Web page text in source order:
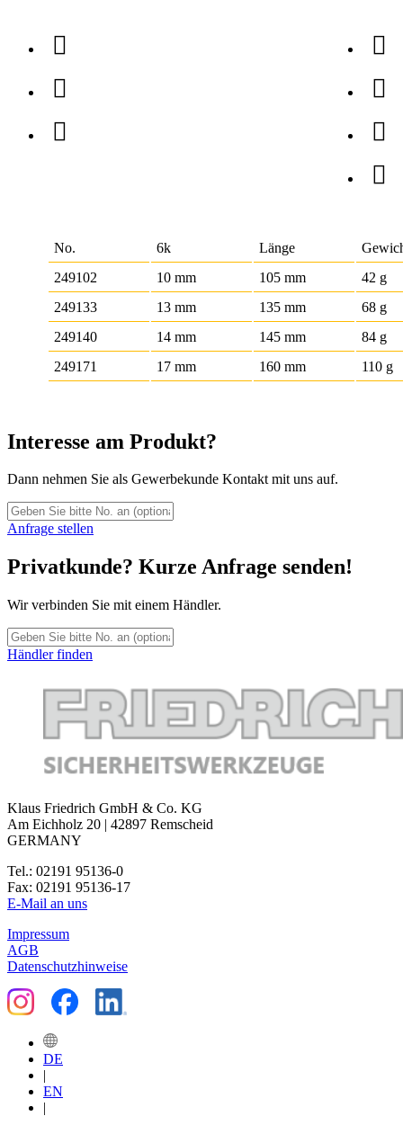
No. 6k Länge
249102
10 mm 105 mm
42 g
249133
13 mm 135 mm
68 g
249140
14 mm 145 mm
84 g
249171
17 mm 160 mm 110 g
Interesse am Produkt?
Dann nehmen Sie als Gewerbekunde Kontakt mit uns auf.
Anfrage stellen
Privatkunde? Kurze Anfrage senden!
Wir verbinden Sie mit einem Händler.
Händler finden
Klaus Friedrich GmbH & Co. KG
Am Eichholz 20 | 42897 Remscheid
GERMANY
Tel.: 02191 95136-0
Fax: 02191 95136-17
E-Mail an uns
Impressum
AGB
Datenschutzhinweise
DE
|
EN
|